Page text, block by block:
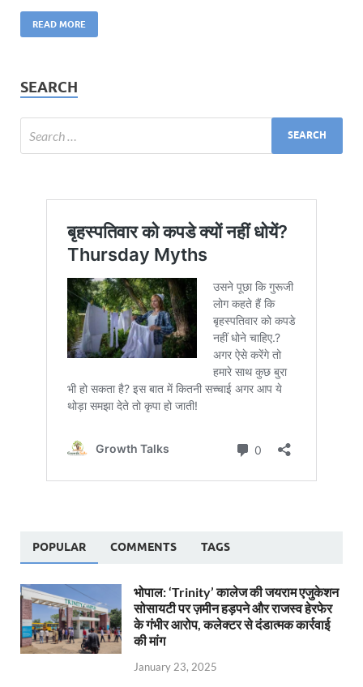
READ MORE
SEARCH
POPULAR COMMENTS TAGS
भोपाल: ‘Trinity’ कालेज की जयराम एजुकेशन
सोसायटी पर ज़मीन हड़पने और राजस्व हेरफेर
के गंभीर आरोप, कलेक्टर से दंडात्मक कार्रवाई
की मांग
January 23, 2025